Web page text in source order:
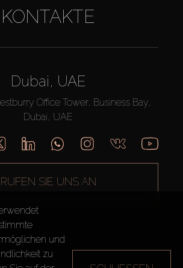
KONTAKTE
Dubai, UAE
Office Tower, Business Bay,
Dubai, UAE
RUFEN SIE UNS AN
und
zu